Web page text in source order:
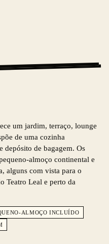
um jardim, terraço, lounge
de uma cozinha
depósito de bagagem. Os
almoço continental e
alguns com vista para o
Teatro Leal e perto da
ALMOÇO INCLUÍDO